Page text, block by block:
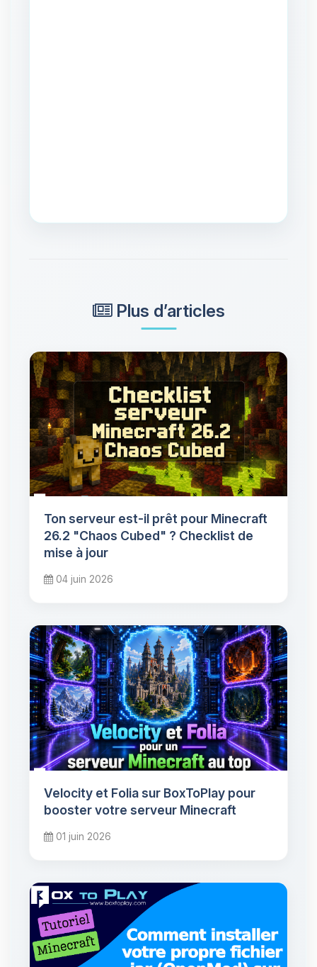
Plus d’articles
Ton serveur est-il prêt pour Minecraft
26.2 "Chaos Cubed" ? Checklist de
mise à jour
04 juin 2026
Velocity et Folia sur BoxToPlay pour
booster votre serveur Minecraft
01 juin 2026